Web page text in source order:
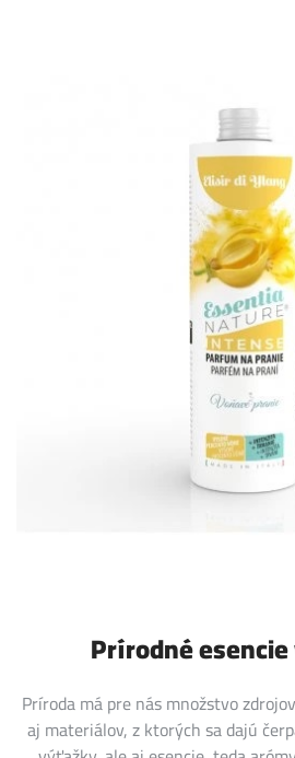
Prírodné
Príroda má pre nás množstvo
aj materiálov, z ktorých sa dajú